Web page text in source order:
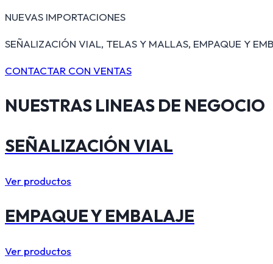
NUEVAS IMPORTACIONES
SEÑALIZACIÓN VIAL, TELAS Y MALLAS, EMPAQUE Y
CONTACTAR CON VENTAS
NUESTRAS LINEAS DE NEGOCIO
SEÑALIZACIÓN VIAL
Ver productos
EMPAQUE Y EMBALAJE
Ver productos